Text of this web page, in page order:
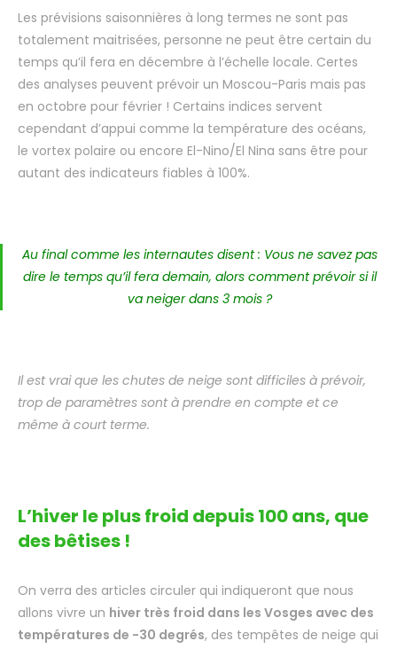
Les prévisions saisonnières à long termes ne sont pas
totalement maitrisées, personne ne peut être certain du
temps qu’il fera en décembre à l’échelle locale. Certes
des analyses peuvent prévoir un Moscou-Paris mais pas
en octobre pour février ! Certains indices servent
cependant d’appui comme la température des océans,
le vortex polaire ou encore El-Nino/El Nina sans être pour
autant des indicateurs fiables à 100%.
Au final comme les internautes disent : Vous ne savez pas
dire le temps qu’il fera demain, alors comment prévoir si il
va neiger dans 3 mois ?
Il est vrai que les chutes de neige sont difficiles à prévoir,
trop de paramètres sont à prendre en compte et ce
même à court terme.
L’hiver le plus froid depuis 100 ans, que
des bêtises !
On verra des articles circuler qui indiqueront que nous
allons vivre un hiver très froid dans les Vosges avec des
températures de -30 degrés, des tempêtes de neige qui